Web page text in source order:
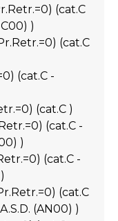
(cat.C
)
(cat.C
(cat.C -
(cat.C )
(cat.C -
)
(cat.C -
(cat.C
(AN00) )